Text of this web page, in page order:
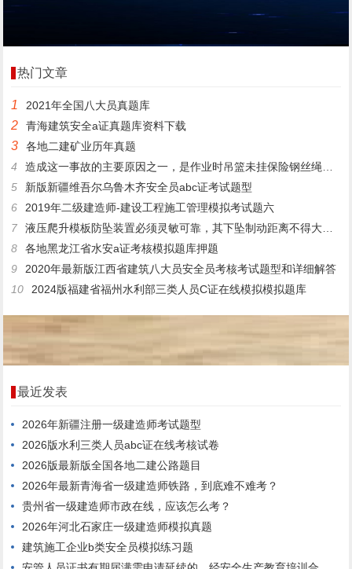
热门文章
1 2021年全国八大员真题库
2 青海建筑安全a证真题库资料下载
3
各地二建矿业历年真题
4
造成这一事故的主要原因之一，是作业时吊篮未挂保险钢丝绳和工人未系安全带。()
5
新版新疆维吾尔乌鲁木齐安全员abc证考试题型
6
2019年二级建造师-建设工程施工管理模拟考试题六
7
液压爬升模板防坠装置必须灵敏可靠，其下坠制动距离不得大于()MM。
8
各地黑龙江省水安a证考核模拟题库押题
9
2020年最新版江西省建筑八大员安全员考核考试题型和详细解答
10
2024版福建省福州水利部三类人员C证在线模拟模拟题库
最近发表
2026年新疆注册一级建造师考试题型
2026版水利三类人员abc证在线考核试卷
2026版最新版全国各地二建公路题目
2026年最新青海省一级建造师铁路，到底难不难考？
贵州省一级建造师市政在线，应该怎么考？
2026年河北石家庄一级建造师模拟真题
建筑施工企业b类安全员模拟练习题